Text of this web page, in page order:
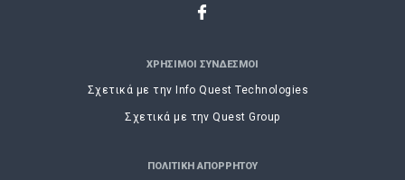
ΧΡΗΣΙΜΟΙ ΣΥΝΔΕΣΜΟΙ
Σχετικά με την Info Quest Technologies
Σχετικά με την Quest Group
ΠΟΛΙΤΙΚΗ ΑΠΟΡΡΗΤΟΥ